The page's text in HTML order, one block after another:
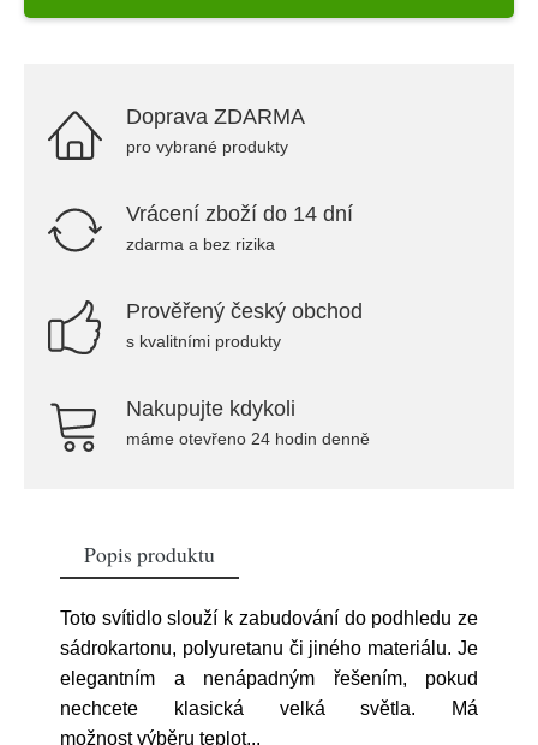
Doprava ZDARMA
pro vybrané produkty
Vrácení zboží do 14 dní
zdarma a bez rizika
Prověřený český obchod
s kvalitními produkty
Nakupujte kdykoli
máme otevřeno 24 hodin denně
Popis produktu
Toto svítidlo slouží k zabudování do podhledu ze
sádrokartonu, polyuretanu či jiného materiálu. Je
elegantním a nenápadným řešením, pokud
nechcete klasická velká světla. Má
možnost výběru teplot...